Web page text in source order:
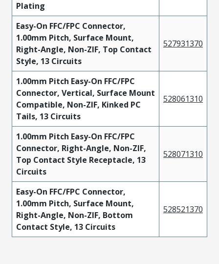
Plating
Easy-On FFC/FPC Connector,
1.00mm Pitch, Surface Mount,
Right-Angle, Non-ZIF, Top Contact
Style, 13 Circuits
527931370
1.00mm Pitch Easy-On FFC/FPC
Connector, Vertical, Surface Mount
Compatible, Non-ZIF, Kinked PC
Tails, 13 Circuits
528061310
1.00mm Pitch Easy-On FFC/FPC
Connector, Right-Angle, Non-ZIF,
Top Contact Style Receptacle, 13
Circuits
528071310
Easy-On FFC/FPC Connector,
1.00mm Pitch, Surface Mount,
Right-Angle, Non-ZIF, Bottom
Contact Style, 13 Circuits
528521370